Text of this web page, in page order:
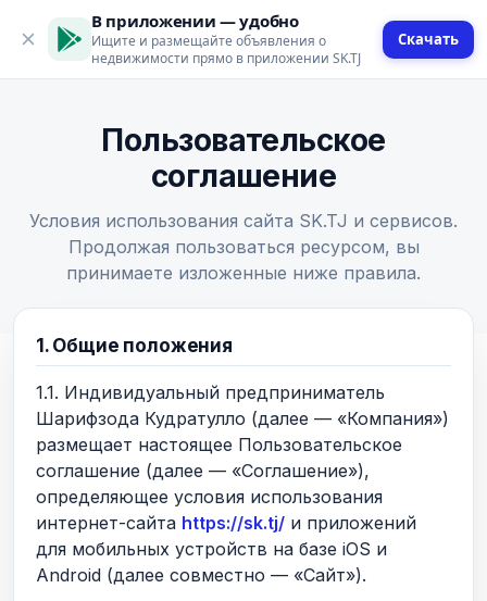
В приложении — удобно
Ищите и размещайте объявления о
недвижимости прямо в приложении SK.TJ
Скачать
Пользовательское
соглашение
Условия использования сайта SK.TJ и сервисов.
Продолжая пользоваться ресурсом, вы
принимаете изложенные ниже правила.
1. Общие положения
1.1. Индивидуальный предприниматель
Шарифзода Кудратулло (далее — «Компания»)
размещает настоящее Пользовательское
соглашение (далее — «Соглашение»),
определяющее условия использования
интернет-сайта https://sk.tj/ и приложений
для мобильных устройств на базе iOS и
Android (далее совместно — «Сайт»).